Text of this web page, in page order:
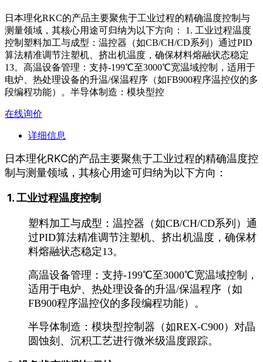
日本理化RKC的产品主要聚焦于工业过程的精确温度控制与
测量领域，其核心用途可归纳为以下方向： ‌1. 工业过程温度
控制‌‌塑料加工与成型‌：温控器（如CB/CH/CD系列）通过PID
算法精准调节注塑机、挤出机温度，确保材料熔融状态稳定
13。‌高温设备管理‌：支持-199℃至3000℃宽温域控制，适用于
电炉、热处理设备的升温/保温程序（如FB900程序温控仪的多
段编程功能）。‌半导体制造‌：模块型控
在线询价
详细信息
日本理化RKC的产品主要聚焦于工业过程的精确温度控
制与测量领域，其核心用途可归纳为以下方向：
‌1. 工业过程温度控制‌
‌塑料加工与成型‌：温控器（如CB/CH/CD系列）通
过PID算法精准调节注塑机、挤出机温度，确保材
料熔融状态稳定13。
‌高温设备管理‌：支持-199℃至3000℃宽温域控制，
适用于电炉、热处理设备的升温/保温程序（如
FB900程序温控仪的多段编程功能）。
‌半导体制造‌：模块型控制器（如REX-C900）对晶
圆蚀刻、沉积工艺进行微米级温度跟踪。